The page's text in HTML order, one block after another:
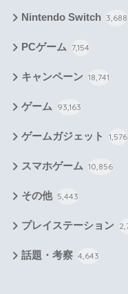
Nintendo Switch 3,688
PCゲーム 7,154
キャンペーン 18,741
ゲーム 93,163
ゲームガジェット 1,576
スマホゲーム 10,856
その他 5,443
プレイステーション
話題・考察 4,643